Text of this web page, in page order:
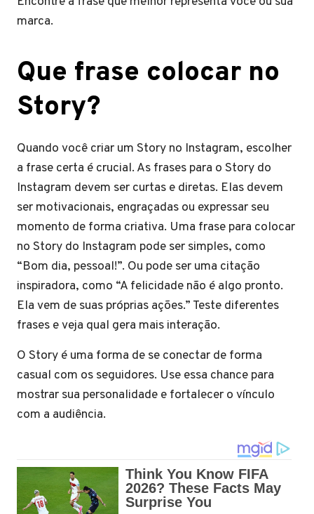
marca.
Que frase colocar no
Story?
Quando você criar um Story no Instagram, escolher
a frase certa é crucial. As frases para o Story do
Instagram devem ser curtas e diretas. Elas devem
ser motivacionais, engraçadas ou expressar seu
momento de forma criativa. Uma frase para colocar
no Story do Instagram pode ser simples, como
“Bom dia, pessoal!”. Ou pode ser uma citação
inspiradora, como “A felicidade não é algo pronto.
Ela vem de suas próprias ações.” Teste diferentes
frases e veja qual gera mais interação.
O Story é uma forma de se conectar de forma
casual com os seguidores. Use essa chance para
mostrar sua personalidade e fortalecer o vínculo
com a audiência.